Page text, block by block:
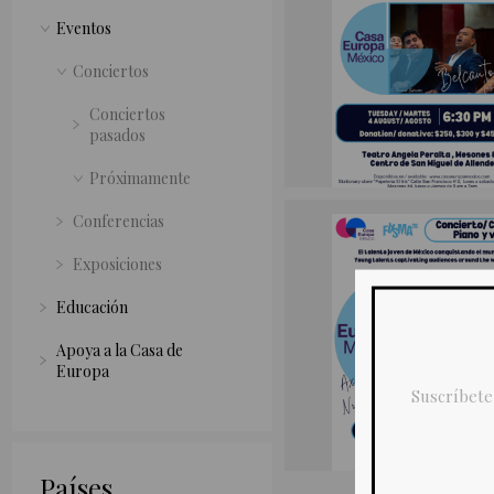
Eventos
Conciertos
Conciertos
pasados
Próximamente
Conferencias
Exposiciones
Educación
Apoya a la Casa de
Europa